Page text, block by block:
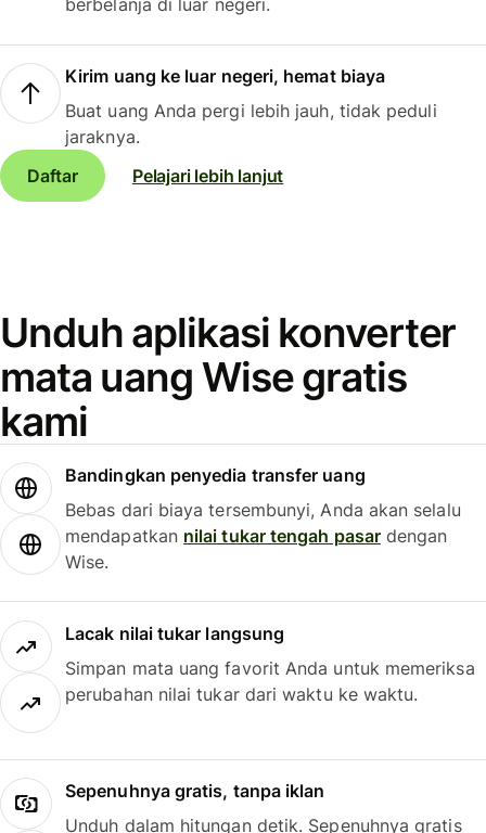
berbelanja di luar negeri.
Kirim uang ke luar negeri, hemat biaya
Buat uang Anda pergi lebih jauh, tidak peduli
jaraknya.
Daftar
Pelajari lebih lanjut
Unduh aplikasi konverter
mata uang Wise gratis
kami
Bandingkan penyedia transfer uang
Bebas dari biaya tersembunyi, Anda akan selalu
mendapatkan nilai tukar tengah pasardengan
Wise.
Lacak nilai tukar langsung
Simpan mata uang favorit Anda untuk memeriksa
perubahan nilai tukar dari waktu ke waktu.
Sepenuhnya gratis, tanpa iklan
Unduh dalam hitungan detik. Sepenuhnya gratis